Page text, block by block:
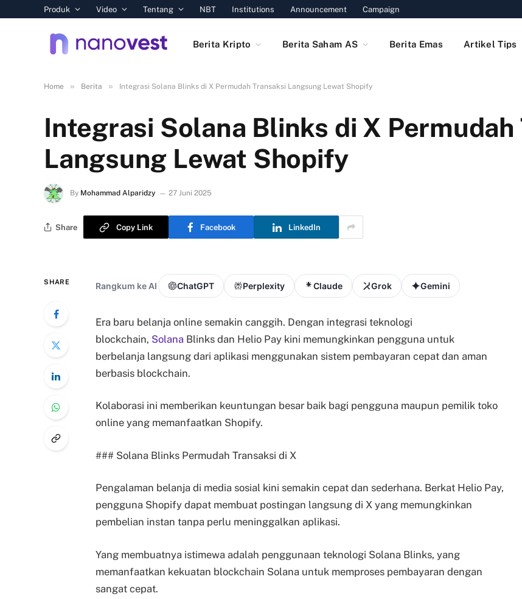
Produk Video Tentang NBT Institutions Announcement Campaign
Berita Kripto Berita Saham AS Berita Emas Artikel Tips
Home » Berita » Integrasi Solana Blinks di X Permudah Transaksi Langsung Lewat Shopify
Integrasi Solana Blinks di X Permudah
Langsung Lewat Shopify
By Mohammad Alparidzy 27 Juni 2025
Share Copy Link Facebook LinkedIn
SHARE Rangkum ke AI ChatGPT Perplexity Claude Grok Gemini
Era baru belanja online semakin canggih. Dengan integrasi teknologi
blockchain, Solana Blinks dan Helio Pay kini memungkinkan pengguna untuk
berbelanja langsung dari aplikasi menggunakan sistem pembayaran cepat dan aman
berbasis blockchain.
Kolaborasi ini memberikan keuntungan besar baik bagi pengguna maupun pemilik toko
online yang memanfaatkan Shopify.
### Solana Blinks Permudah Transaksi di X
Pengalaman belanja di media sosial kini semakin cepat dan sederhana. Berkat Helio Pay,
pengguna Shopify dapat membuat postingan langsung di X yang memungkinkan
pembelian instan tanpa perlu meninggalkan aplikasi.
Yang membuatnya istimewa adalah penggunaan teknologi Solana Blinks, yang
memanfaatkan kekuatan blockchain Solana untuk memproses pembayaran dengan
sangat cepat.